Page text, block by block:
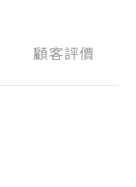
顧客評價